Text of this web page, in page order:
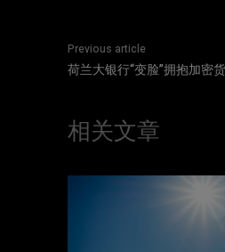
Previous article
荷兰大银行“变脸”拥抱加密
相关文章